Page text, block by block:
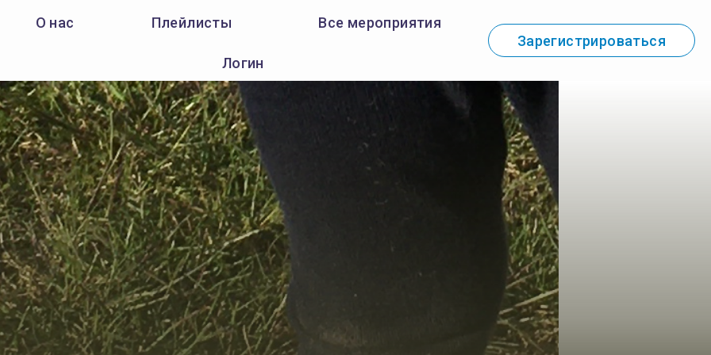
О нас Плейлисты Все мероприятия
Логин
Зарегистрироваться